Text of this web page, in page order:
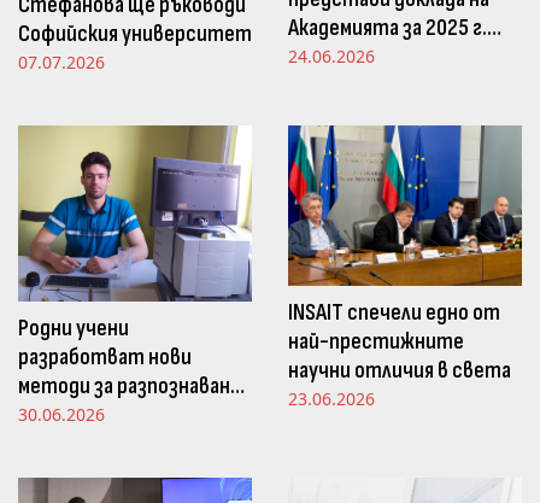
Софийския университет
07.07.2026
Академията за 2025 г.
пред Просветната
24.06.2026
Родни учени
разработват нови
методи за разпознаване
и следене на емоциите
погледа
30.06.2026
INSAIT спечели едно от
най-престижните
научни отличия в света
23.06.2026